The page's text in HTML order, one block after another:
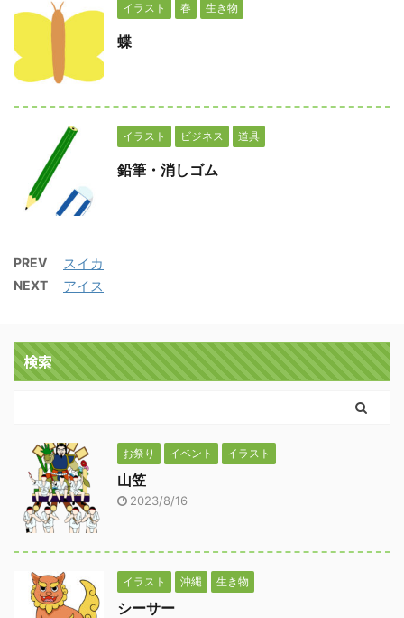
イラスト 春 生き物
蝶
イラスト ビジネス 道具
鉛筆・消しゴム
PREV スイカ
NEXT アイス
検索
お祭り イベント イラスト
山笠
2023/8/16
イラスト 沖縄 生き物
シーサー